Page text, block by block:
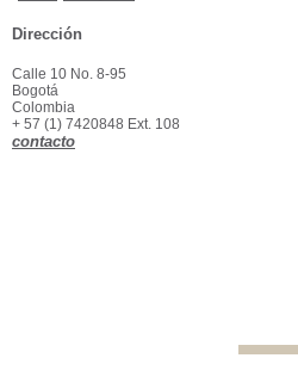
Dirección
Calle 10 No. 8-95
Bogotá
Colombia
+ 57 (1) 7420848 Ext. 108
contacto